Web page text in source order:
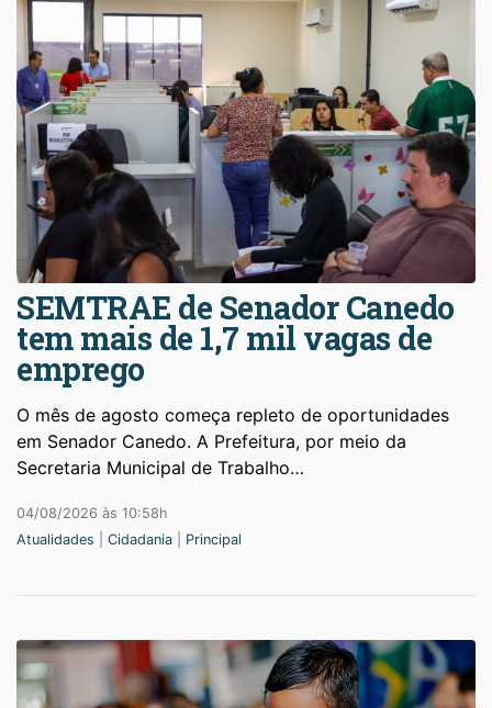
SEMTRAE de Senador Canedo
tem mais de 1,7 mil vagas de
emprego
O mês de agosto começa repleto de oportunidades
em Senador Canedo. A Prefeitura, por meio da
Secretaria Municipal de Trabalho…
04/08/2026 às 10:58h
Atualidades
Cidadania Principal